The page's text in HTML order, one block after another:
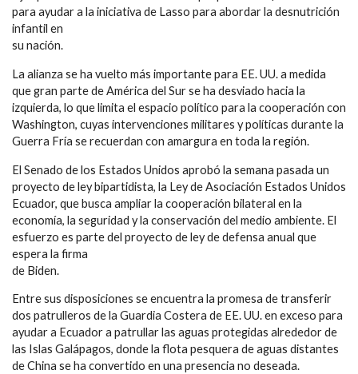
para ayudar a la iniciativa de Lasso para abordar la desnutrición
infantil en
su nación.
La alianza se ha vuelto más importante para EE. UU. a medida
que gran parte de América del Sur se ha desviado hacia la
izquierda, lo que limita el espacio político para la cooperación con
Washington, cuyas intervenciones militares y políticas durante la
Guerra Fría se recuerdan con amargura en toda la región.
El Senado de los Estados Unidos aprobó la semana pasada un
proyecto de ley bipartidista, la Ley de Asociación Estados Unidos
Ecuador, que busca ampliar la cooperación bilateral en la
economía, la seguridad y la conservación del medio ambiente. El
esfuerzo es parte del proyecto de ley de defensa anual que
espera la firma
de Biden.
Entre sus disposiciones se encuentra la promesa de transferir
dos patrulleros de la Guardia Costera de EE. UU. en exceso para
ayudar a Ecuador a patrullar las aguas protegidas alrededor de
las Islas Galápagos, donde la flota pesquera de aguas distantes
de China se ha convertido en una presencia no deseada.